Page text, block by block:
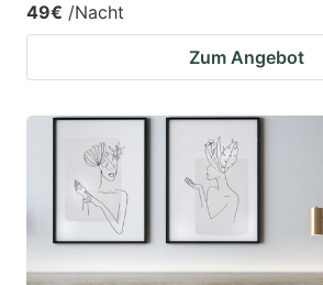
49€ /Nacht
Zum Angebot